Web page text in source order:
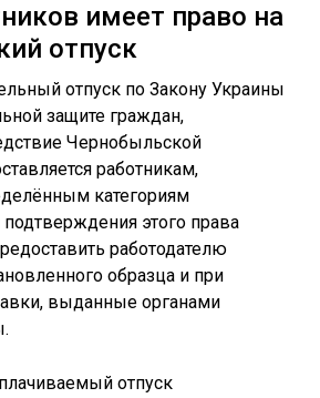
имеет право на
отпуск
отпуск по Закону Украины
защите граждан,
Чернобыльской
работникам,
категориям
этого права
работодателю
образца и при
выданные органами
отпуск